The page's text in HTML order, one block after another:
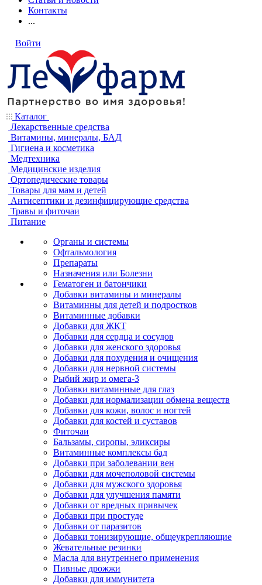
Контакты
...
Войти
Каталог
Лекарственные средства
Витамины, минералы, БАД
Гигиена и косметика
Медтехника
Медицинские изделия
Ортопедические товары
Товары для мам и детей
Антисептики и дезинфицирующие средства
Травы и фиточаи
Питание
Органы и системы
Офтальмология
Препараты
Назначения или Болезни
Гематоген и батончики
Добавки витамины и минералы
Витаминны для детей и подростков
Витаминные добавки
Добавки для ЖКТ
Добавки для сердца и сосудов
Добавки для женского здоровья
Добавки для похудения и очищения
Добавки для нервной системы
Рыбий жир и омега-3
Добавки витаминные для глаз
Добавки для нормализации обмена веществ
Добавки для кожи, волос и ногтей
Добавки для костей и суставов
Фиточаи
Бальзамы, сиропы, эликсиры
Витаминные комплексы бад
Добавки при заболевании вен
Добавки для мочеполовой системы
Добавки для мужского здоровья
Добавки для улучшения памяти
Добавки от вредных привычек
Добавки при простуде
Добавки от паразитов
Добавки тонизирующие, общеукрепляющие
Жевательные резинки
Масла для внутреннего применения
Пивные дрожжи
Добавки для иммунитета